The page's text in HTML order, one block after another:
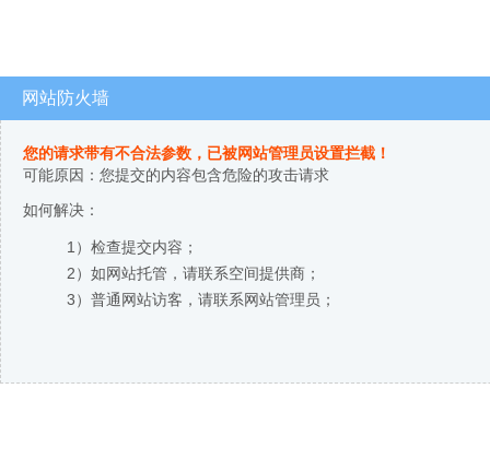
网站防火墙
您的请求带有不合法参数，已被网站管理员设置拦截！
可能原因：您提交的内容包含危险的攻击请求
如何解决：
1）检查提交内容；
2）如网站托管，请联系空间提供商；
3）普通网站访客，请联系网站管理员；